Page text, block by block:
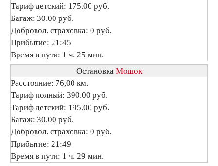
Тариф детский: 175.00 руб.
Багаж: 30.00 руб.
Добровол. страховка: 0 руб.
Прибытие: 21:45
Время в пути: 1 ч. 25 мин.
Остановка Мошок
Расстояние: 76,00 км.
Тариф полный: 390.00 руб.
Тариф детский: 195.00 руб.
Багаж: 30.00 руб.
Добровол. страховка: 0 руб.
Прибытие: 21:49
Время в пути: 1 ч. 29 мин.